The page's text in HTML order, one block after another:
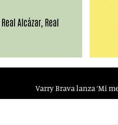
Alcázar, Real
Varry Brava lanza ‘Mi